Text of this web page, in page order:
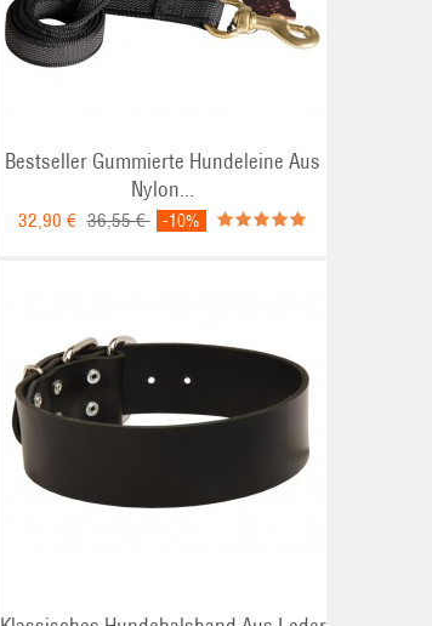
Bestseller Gummierte Hundeleine Aus
Nylon...
32,90 € 36,55 € -10%